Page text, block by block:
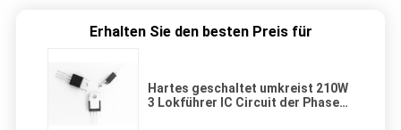
Erhalten Sie den besten Preis für
Hartes geschaltet umkreist 210W
3 Lokführer IC Circuit der Phasen-